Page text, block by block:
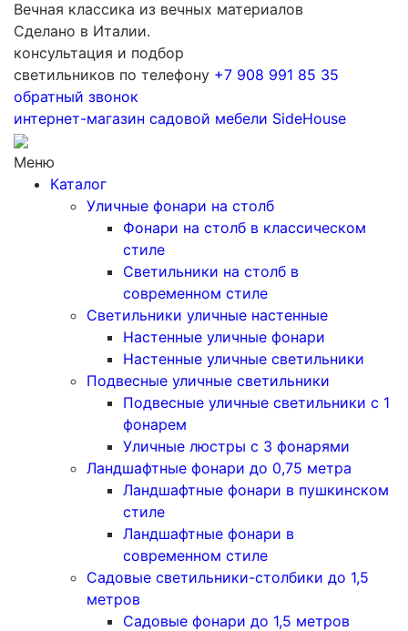
Вечная классика из вечных материалов
Сделано в Италии.
консультация и подбор
светильников по телефону +7 908 991 85 35
обратный звонок
интернет-магазин садовой мебели SideHouse
Меню
Каталог
Уличные фонари на столб
Фонари на столб в классическом
стиле
Светильники на столб в
современном стиле
Светильники уличные настенные
Настенные уличные фонари
Настенные уличные светильники
Подвесные уличные светильники
Подвесные уличные светильники с 1
фонарем
Уличные люстры с 3 фонарями
Ландшафтные фонари до 0,75 метра
Ландшафтные фонари в пушкинском
стиле
Ландшафтные фонари в
современном стиле
Садовые светильники-столбики до 1,5
метров
Садовые фонари до 1,5 метров